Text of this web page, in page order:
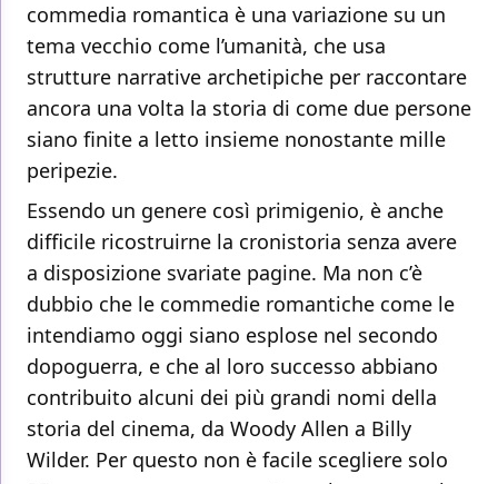
commedia romantica è una variazione su un
tema vecchio come l’umanità, che usa
strutture narrative archetipiche per raccontare
ancora una volta la storia di come due persone
siano finite a letto insieme nonostante mille
peripezie.
Essendo un genere così primigenio, è anche
difficile ricostruirne la cronistoria senza avere
a disposizione svariate pagine. Ma non c’è
dubbio che le commedie romantiche come le
intendiamo oggi siano esplose nel secondo
dopoguerra, e che al loro successo abbiano
contribuito alcuni dei più grandi nomi della
storia del cinema, da Woody Allen a Billy
Wilder. Per questo non è facile scegliere solo